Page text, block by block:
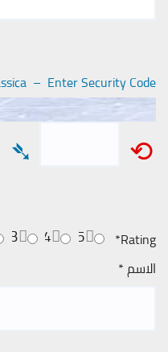
– Enter Security Code
⟲
➴
Rating
*
5
4
3
الاسم*